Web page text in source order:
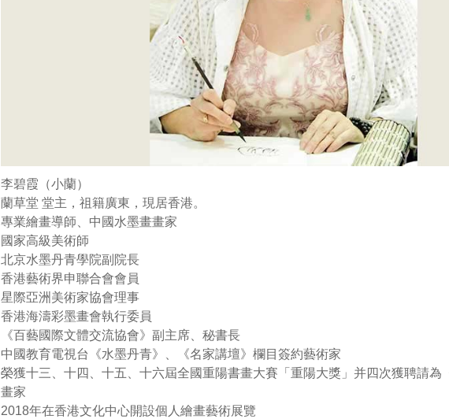
李碧霞（小蘭）
蘭草堂 堂主，祖籍廣東，現居香港。
專業繪畫導師、中國水墨畫畫家
國家高級美術師
北京水墨丹青學院副院長
香港藝術界申聯合會會員
星際亞洲美術家協會理事
香港海濤彩墨畫會執行委員
《百藝國際文體交流協會》副主席、秘書長
中國教育電視台《水墨丹青》、《名家講壇》欄目簽約藝術家
榮獲十三、十四、十五、十六屆全國重陽書畫大賽「重陽大獎」并四次獲聘請為
畫家
2018年在香港文化中心開設個人繪畫藝術展覽